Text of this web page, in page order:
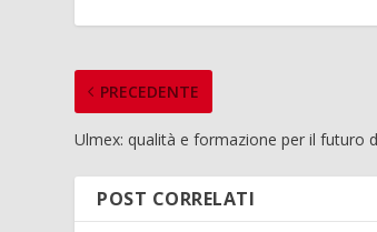
PRECEDENTE
Ulmex: qualità e formazione per il futuro
POST CORRELATI